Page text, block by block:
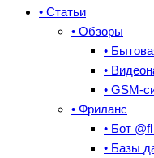
• Статьи
• Обзоры
•
•
• GSM-
• Фриланс
• Бот
• Базы